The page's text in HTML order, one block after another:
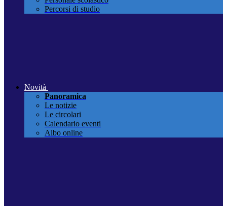
Percorsi di studio
Novità
Panoramica
Le notizie
Le circolari
Calendario eventi
Albo online